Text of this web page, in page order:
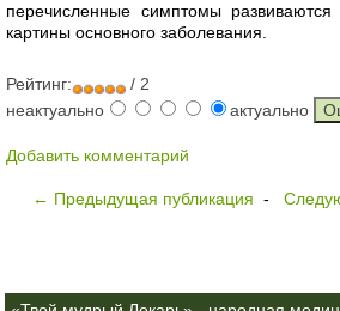
перечисленные симптомы
картины основного заболевания.
Рейтинг:
/ 2
неактуально
актуально
Добавить комментарий
← Предыдущая публикация -